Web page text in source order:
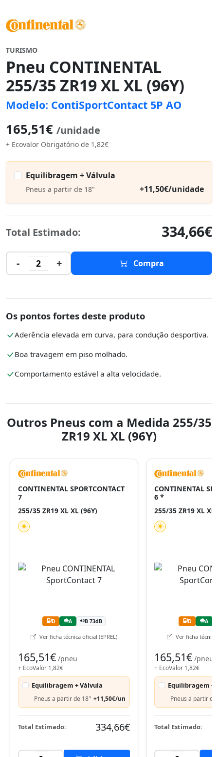
TURISMO
Pneu CONTINENTAL
255/35 ZR19 XL XL (96Y)
Modelo: ContiSportContact 5P AO
165,51€ /unidade
+ Ecovalor Obrigatório de 1,82€
Equilibragem + Válvula
Pneus a partir de 18" +11,50€/unidade
Total Estimado: 334,66€
- 2 + Compra
Os pontos fortes deste produto
Aderência elevada em curva, para condução desportiva.
Boa travagem em piso molhado.
Comportamento estável a alta velocidade.
Outros Pneus com a Medida 255/35
ZR19 XL XL (96Y)
CONTINENTAL SPORTCONTACT
7
255/35 ZR19 XL XL (96Y)
D A B 73dB
Ver ficha técnica oficial (EPREL)
165,51€ /pneu
+ EcoValor 1,82€
Equilibragem + Válvula
Pneus a partir de 18" +11,50€/un
Total Estimado: 334,66€
CONTINENTAL
6 *
255/35 ZR19 XL XL
D A
Ver ficha técnica
165,51€ /pneu
+ EcoValor 1,82€
Equilibragem +
Pneus a partir
Total Estimado: